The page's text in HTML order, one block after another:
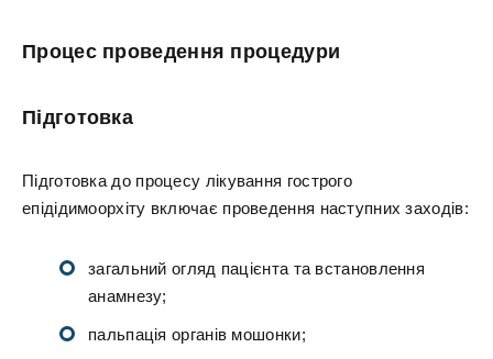
Процес проведення процедури
Підготовка
Підготовка до процесу лікування гострого
епідідимоорхіту включає проведення наступних заходів:
загальний огляд пацієнта та встановлення
анамнезу;
пальпація органів мошонки;